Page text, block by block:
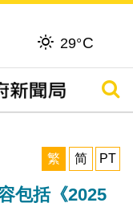
29°C
搜尋
繁
简 PT
包括《2025